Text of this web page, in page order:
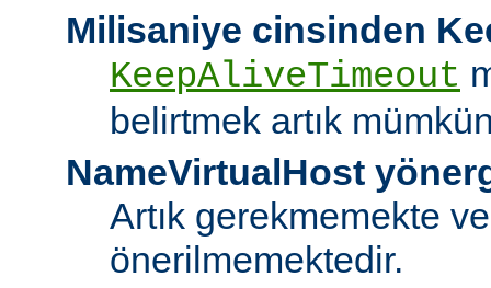
Milisaniye cinsinden
KeepAliveTimeout
belirtmek artık
NameVirtualHost
Artık gerekmemekte ve
önerilmemektedir.